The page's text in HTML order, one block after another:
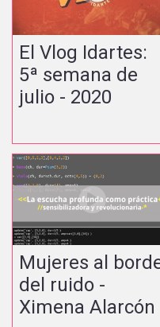
El Vlog Idartes:
5ª semana de
julio - 2020
Mujeres al
del ruido -
Ximena Alarcón